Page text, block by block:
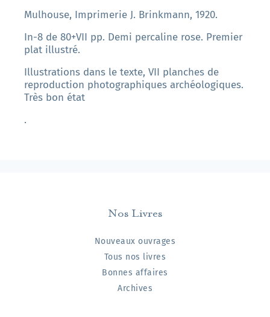
Mulhouse, Imprimerie J. Brinkmann, 1920.
In-8 de 80+VII pp. Demi percaline rose. Premier
plat illustré.
Illustrations dans le texte, VII planches de
reproduction photographiques archéologiques.
Très bon état
.
Nos Livres
Nouveaux ouvrages
Tous nos livres
Bonnes affaires
Archives